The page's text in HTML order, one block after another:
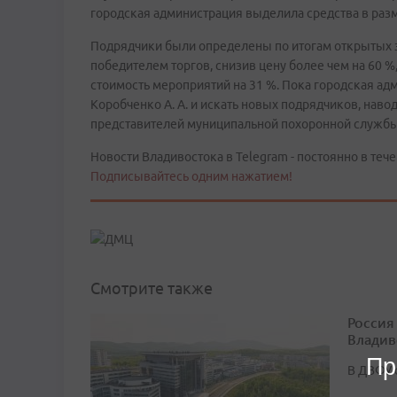
городская администрация выделила средства в
Подрядчики были определены по итогам открытых
победителем торгов, снизив цену более чем на 60
стоимость мероприятий на 31 %. Пока городская
Коробченко А. А. и искать новых подрядчиков,
представителей муниципальной похоронной
Новости Владивостока в Telegram - постоянно в
Подписывайтесь одним нажатием!
Смотрите также
В ДВФУ